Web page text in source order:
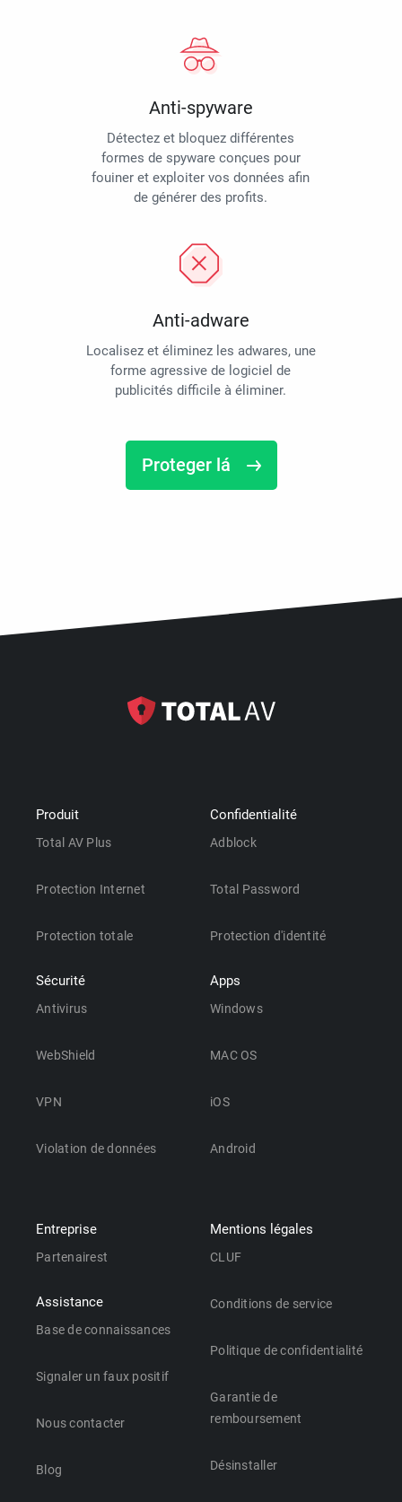
Anti-spyware
Détectez et bloquez différentes
formes de spyware conçues pour
fouiner et exploiter vos données afin
de générer des profits.
Anti-adware
Localisez et éliminez les adwares, une
forme agressive de logiciel de
publicités difficile à éliminer.
Proteger lá
Produit
Total AV Plus
Protection Internet
Protection totale
Sécurité
Antivirus
WebShield
VPN
Violation de données
Confidentialité
Adblock
Total Password
Protection d'identité
Apps
Windows
MAC OS
iOS
Android
Entreprise
Partenairest
Assistance
Base de connaissances
Signaler un faux positif
Nous contacter
Blog
Mentions légales
CLUF
Conditions de service
Politique de confidentialité
Garantie de
remboursement
Désinstaller